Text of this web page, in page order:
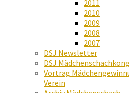
2011
2010
2009
2008
2007
DSJ Newsletter
DSJ
Vortrag
Verein